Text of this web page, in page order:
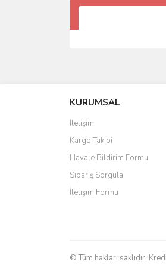
KURUMSAL
İletişim
Kargo Takibi
Havale Bildirim Formu
Sipariş Sorgula
İletişim Formu
© Tüm hakları saklıdır.